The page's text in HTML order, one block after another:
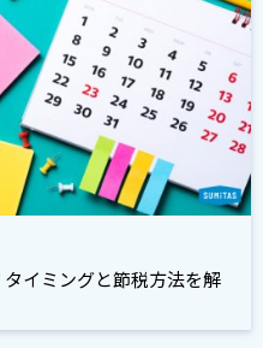
イミングと節税方法を解